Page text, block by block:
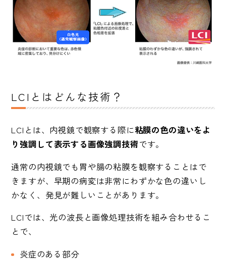
LCIとはどんな技術？
LCIとは、内視鏡で観察する際に粘膜の色の違いをよ
り強調して表示する画像強調技術です。
通常の内視鏡でも胃や腸の粘膜を観察することはで
きますが、早期の病変は非常にわずかな色の違いし
かなく、発見が難しいことがあります。
LCIでは、光の波長と画像処理技術を組み合わせるこ
とで、
炎症のある部分